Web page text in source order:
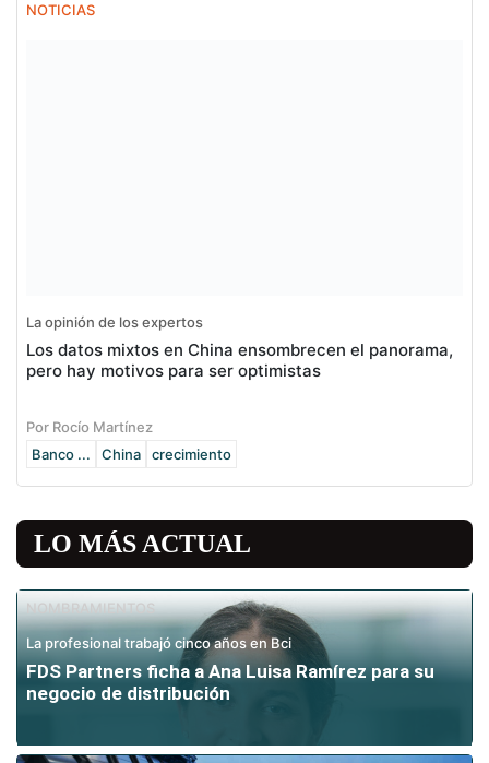
NOTICIAS
La opinión de los expertos
Los datos mixtos en China ensombrecen el panorama,
pero hay motivos para ser optimistas
Por Rocío Martínez
Banco ...
China crecimiento
LO MÁS ACTUAL
NOMBRAMIENTOS
La profesional trabajó cinco años en Bci
FDS Partners ficha a Ana Luisa Ramírez para su
negocio de distribución